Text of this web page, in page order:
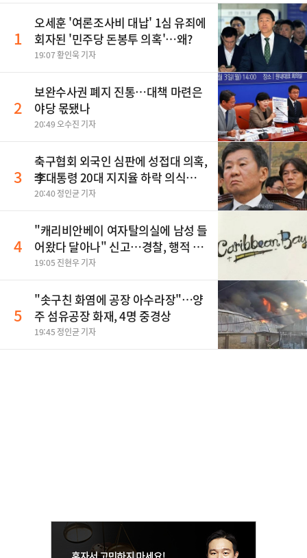
1
오세훈 '여론조사비 대납' 1심 유죄에
회자된 '민주당 돈봉투 의혹'…왜?
19:07 황인욱 기자
2
보완수사권 폐지 진통…대책 마련은
야당 몫됐나
20:49 오수진 기자
3
축구협회 외국인 심판에 성접대 의혹,
李대통령 20대 지지율 하락 의식했
나, 삼전닉스 올인은 금물, SK하이닉
민석 "과반 승리 가능성 99%" 등
20:40 정인균 기자
4
"캐리비안베이 여자탈의실에 남성 들
어왔다 달아나" 신고…경찰, 행적 추
적 중
19:05 진현우 기자
5
"솟구친 화염에 공장 아수라장"…양
주 섬유공장 화재, 4명 중경상
19:45 정인균 기자